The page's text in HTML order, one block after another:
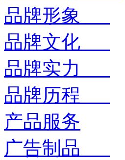
品牌形象
品牌文化
品牌实力
品牌历程
产品服务
广告制品